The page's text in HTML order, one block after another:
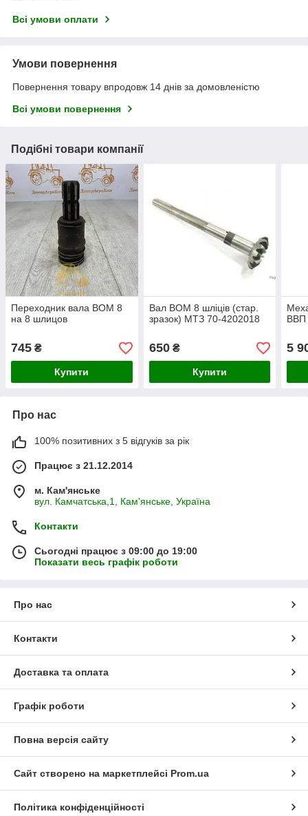
Всі умови оплати
Умови повернення
Повернення товару впродовж 14 днів за домовленістю
Всі умови повернення
Подібні товари компанії
Переходник вала ВОМ 8
на 8 шлицов
745 ₴
Купити
Вал ВОМ 8 шліців (стар.
зразок) МТЗ 70-4202018
650₴
Купити
ВВП
5
Про нас
100% позитивних з 5 відгуків за рік
Працює з 21.12.2014
м. Кам'янське
вул. Камчатська,1, Кам'янське, Україна
Контакти
Сьогодні працює з 09:00 до 19:00
Показати весь графік роботи
Про нас
Контакти
Доставка та оплата
Графік роботи
Повна версія сайту
Сайт створено на маркетплейсі Prom.ua
Політика конфіденційності